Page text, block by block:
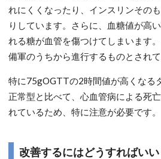
れにくくなったり、インスリンその
りしています。さらに、血糖値が高
れる糖が血管を傷つけてしまいます
備軍のうちから進行するものとされて
特に75gOGTTの2時間値が高くなる
正常型と比べて、心血管病による死
れているため、特に注意が必要です。
改善するにはどうすればいい